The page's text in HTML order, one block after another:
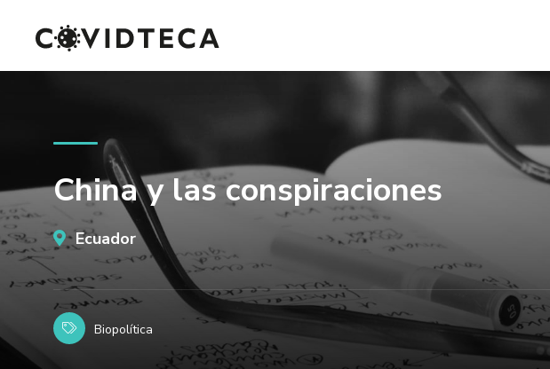
China y las conspiraciones
Ecuador
Biopolítica